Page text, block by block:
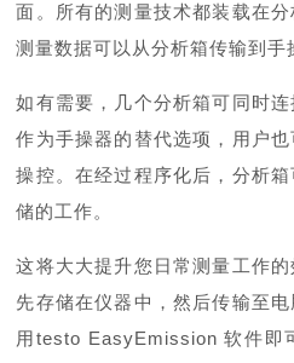
面。所有的测量技术都装载在
测量数据可以从分析箱传输到手
如有需要，几个分析箱可同时连
作为手操器的替代选项，用户
操控。在经过程序化后，分析
储的工作。
这将大大提升您日常测量工作
先存储在仪器中，然后传输至
用testo EasyEmission 软件即